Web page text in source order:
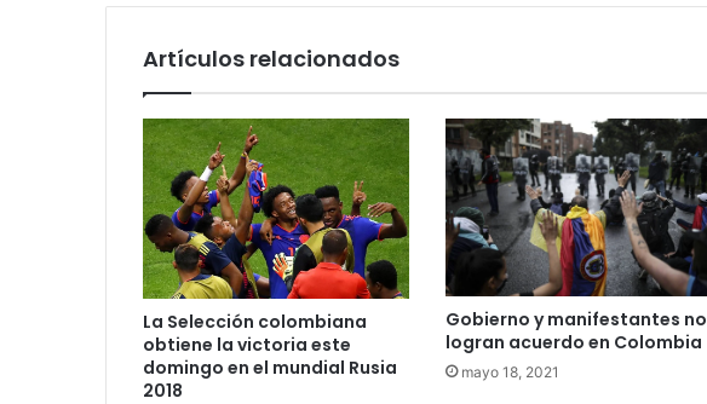
Artículos relacionados
La Selección colombiana
obtiene la victoria este
domingo en el mundial Rusia
2018
Gobierno y manifestantes no
logran acuerdo en Colombia
mayo 18, 2021